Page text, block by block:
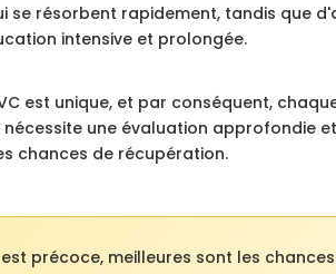
se résorbent rapidement, tandis que
intensive et prolongée.
est unique, et par conséquent,
une évaluation approfondie
chances de récupération.
précoce, meilleures sont les